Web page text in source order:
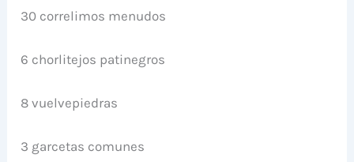
30 correlimos menudos
6 chorlitejos patinegros
8 vuelvepiedras
3 garcetas comunes